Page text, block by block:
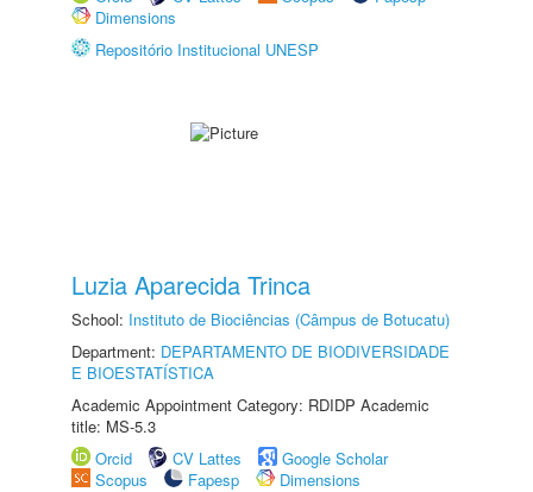
Dimensions
Repositório Institucional UNESP
Luzia Aparecida Trinca
School: Instituto de Biociências (Câmpus de Botucatu)
Department: DEPARTAMENTO DE BIODIVERSIDADE
E BIOESTATÍSTICA
Academic Appointment Category: RDIDP Academic
title: MS-5.3
Orcid
CV Lattes
Google Scholar
Scopus
Fapesp
Dimensions